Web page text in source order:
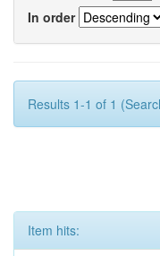
In order
Results 1-1 of 1
Item hits: